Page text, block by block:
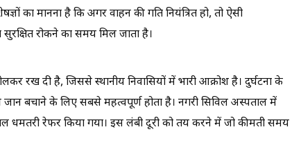
का मानना है कि अगर वाहन की गति नियंत्रित हो, तो ऐसी
रोकने का समय मिल जाता है।
रख दी है, जिससे स्थानीय निवासियों में भारी आक्रोश है। दुर्घटना के
बचाने के लिए सबसे महत्वपूर्ण होता है। नगरी सिविल अस्पताल में
धमतरी रेफर किया गया। इस लंबी दूरी को तय करने में जो कीमती समय